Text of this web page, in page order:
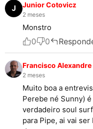
J Junior Cotovicz
2 meses
Monstro
0 0
Francisco
2 meses
Muito boa a
Perebe né Sunny)
verdadeiro soul
para Pipe, ai vai